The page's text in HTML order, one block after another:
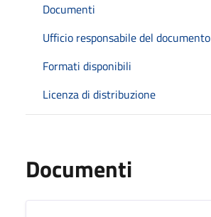
Documenti
Ufficio responsabile del documento
Formati disponibili
Licenza di distribuzione
Documenti